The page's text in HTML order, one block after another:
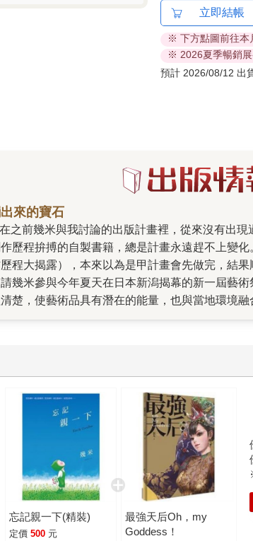
立即結帳
※ 下方點圖前往本
※ 2026夏季暢銷
預計 2026/08/12 出
來的寶石
歷程拚搏的自製書籍，總是計畫永遠趕不上變
程大揭露），本來以為是甲計畫會先做完，結
幾米參與今年夏天在日本新潟揭幕的新一屆藝
楚，使藝術品具有潛在的能量，也與當地環境
裡的圖像與文字音韻產生的律動，帶給人閱讀
果的例子。在很壓縮的時間，面對很困難的主
然蹦出來的，卻讓人愛不釋手的值得反覆賞玩的
忘記親一下(精裝)
定價 500 元
最強天后Oh，my
Goddess！